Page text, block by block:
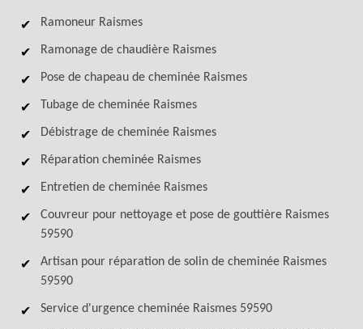
Ramoneur Raismes
Ramonage de chaudière Raismes
Pose de chapeau de cheminée Raismes
Tubage de cheminée Raismes
Débistrage de cheminée Raismes
Réparation cheminée Raismes
Entretien de cheminée Raismes
Couvreur pour nettoyage et pose de gouttière Raismes
59590
Artisan pour réparation de solin de cheminée Raismes
59590
Service d'urgence cheminée Raismes 59590